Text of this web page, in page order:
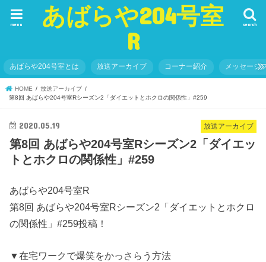
あばらや204号室
R
search
menu
あばらや204号室とは 放送アーカイブ コーナー紹介 メッセージ
HOME
放送アーカイブ
第8回 あばらや204号室Rシーズン2「ダイエットとホクロの関係性」#259
放送アーカイブ
2020.05.19
第8回 あばらや204号室Rシーズン2「ダイエッ
トとホクロの関係性」#259
あばらや204号室R
第8回 あばらや204号室Rシーズン2「ダイエットとホクロ
の関係性」#259投稿！
▼在宅ワークで爆笑をかっさらう方法